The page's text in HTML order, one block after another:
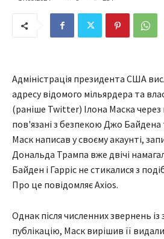
Адміністрація президента США
адресу відомого мільярдера та
(раніше Twitter) Ілона Маска через
пов'язані з безпекою Джо Байдена
Маск написав у своєму акаунті,
Дональда Трампа вже двічі
Байден і Гарріс не стикалися з
Про це повідомляє Axios.
Однак після численних звернень
публікацію, Маск вирішив її